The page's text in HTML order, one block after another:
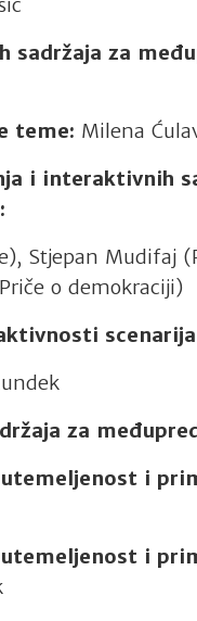
sadržaja za
teme: Milena
i interaktivnih
Stjepan Mudifaj
o demokraciji)
scenarija
za
i
i